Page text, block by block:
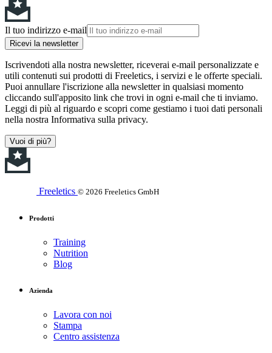
Il tuo indirizzo e-mail
Ricevi la newsletter
Iscrivendoti alla nostra newsletter, riceverai e-mail personalizzate e
utili contenuti sui prodotti di Freeletics, i servizi e le offerte speciali.
Puoi annullare l'iscrizione alla newsletter in qualsiasi momento
cliccando sull'apposito link che trovi in ogni e-mail che ti inviamo.
Leggi di più al riguardo e scopri come gestiamo i tuoi dati personali
nella nostra Informativa sulla privacy.
Vuoi di più?
Freeletics © 2026 Freeletics GmbH
Prodotti
Training
Nutrition
Blog
Azienda
Lavora con noi
Stampa
Centro assistenza